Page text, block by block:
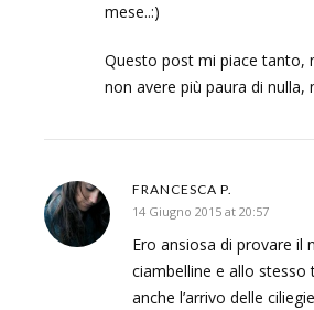
mese..:)
Questo post mi piace tanto,
non avere più paura di nulla,
FRANCESCA P.
14 Giugno 2015 at 20:57
Ero ansiosa di provare il
ciambelline e allo
anche l’arrivo delle